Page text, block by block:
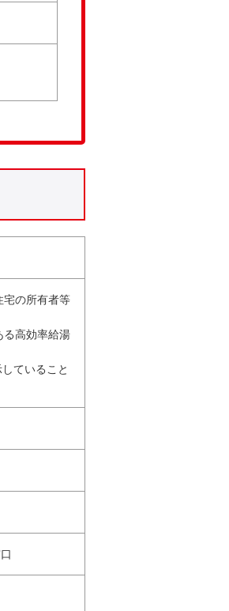
宅の所有者等
る高効率給湯
ていること